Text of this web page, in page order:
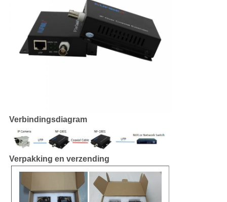
Verbindingsdiagram
Verpakking en verzending